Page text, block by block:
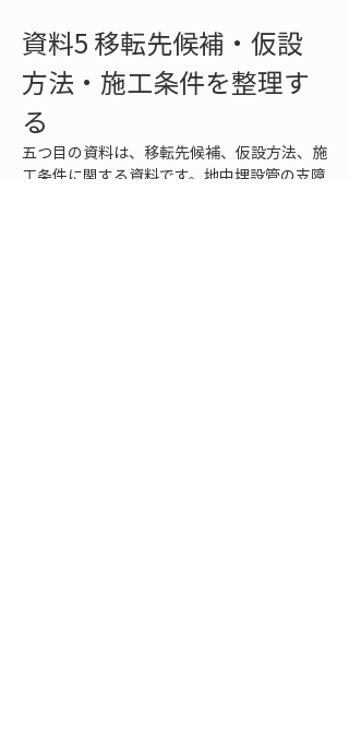
資料5 移転先候補・仮設
方法・施工条件を整理す
る
五つ目の資料は、移転先候補、仮設方法、施
工条件に関する資料です。地中埋設管の支障